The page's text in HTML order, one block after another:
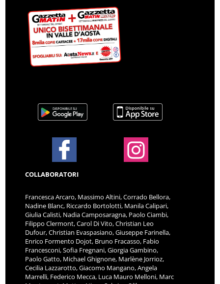
COLLABORATORI
Francesca Arcaro, Massimo Altini, Corrado Bellora,
Nadine Blanc, Riccardo Bortolotti, Manila Calipari,
Giulia Calisti, Nadia Camposaragna, Paolo Ciambi,
Filippo Clermont, Carol Di Vito, Christian Leo
Dufour, Christian Evaspasiano, Giuseppe Farinella,
Enrico Formento Dojot, Bruno Fracasso, Fabio
Francesconi, Sofia Fregnani, Giorgia Gambino,
Paolo Gatto, Michael Ghignone, Marlène Jorrioz,
Cecilia Lazzarotto, Giacomo Mangano, Angela
Marrelli, Federico Mecca, Luca Mauro Melloni, Marc